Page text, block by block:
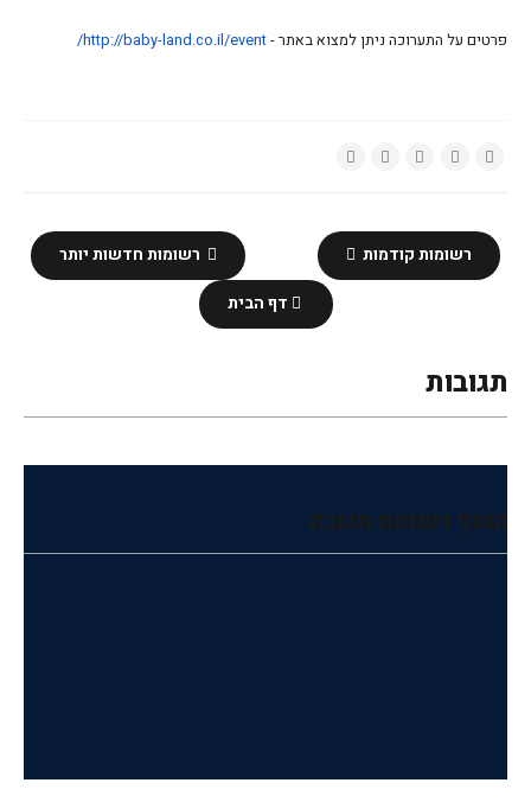
פרטים על התערוכה ניתן למצוא באתר -http://baby-land.co.il/event
/
רשומות חדשות יותר רשומות קודמות
דף הבית
תגובות
הוסף רשומת תגובה